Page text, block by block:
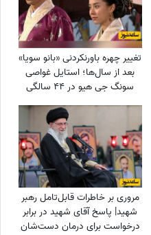
تغییر چهره باورنکردنی «بانو سویا»
بعد از سال‌ها؛ استایل غواصی
سونگ جی هیو در 44 سالگی
مروری بر خاطرات قابل‌تامل رهبر
شهید| پاسخ آقای شهید در برابر
درخواست برای درمان دست‌شان